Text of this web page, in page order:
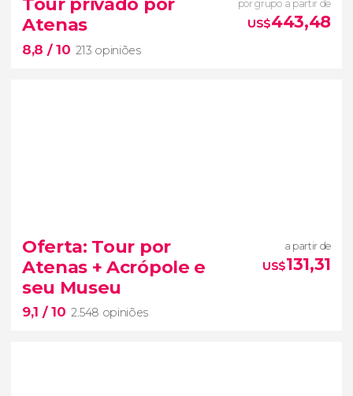
você poderá
conhecer o Partenon, o Templo de Atenea Nice ou
os Propileus
Atenas
8,8 / 10 213 opiniões
por grupo a partir de
US$443,48
213 opiniões
privado
por Atenas
guia à sua inteira disposição
descobrir a
capital grega de forma superexclusiva
Oferta: Tour por
Atenas + Acrópole e
seu Museu
9,1 / 10 2.548 opiniões
a partir de
US$131,31